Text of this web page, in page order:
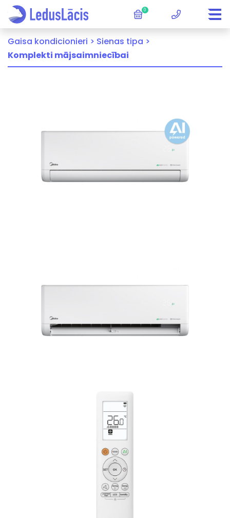
0
Gaisa kondicionieri > Sienas tipa >
Komplekti mājsaimniecībai